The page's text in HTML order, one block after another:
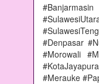
#Denpasar
#Morowali
#Merauke